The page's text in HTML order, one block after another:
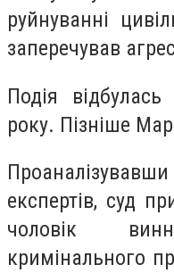
руйнуванні
заперечував
Подія
року. Пізніше
експертів, суд
чоловік
кримінального